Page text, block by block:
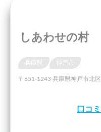
しあわせの村
〒651-1243 兵庫県神戸市北
口コ